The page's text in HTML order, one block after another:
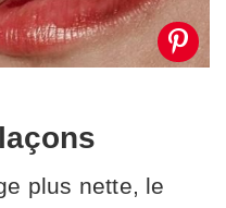
plus nette, le